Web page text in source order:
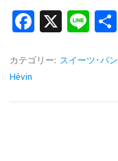
Fa
e
X
Li
e
カテゴリー: スイーツ･パン
Hévin